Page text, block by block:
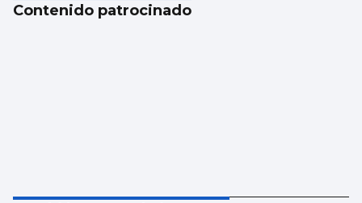
Contenido patrocinado